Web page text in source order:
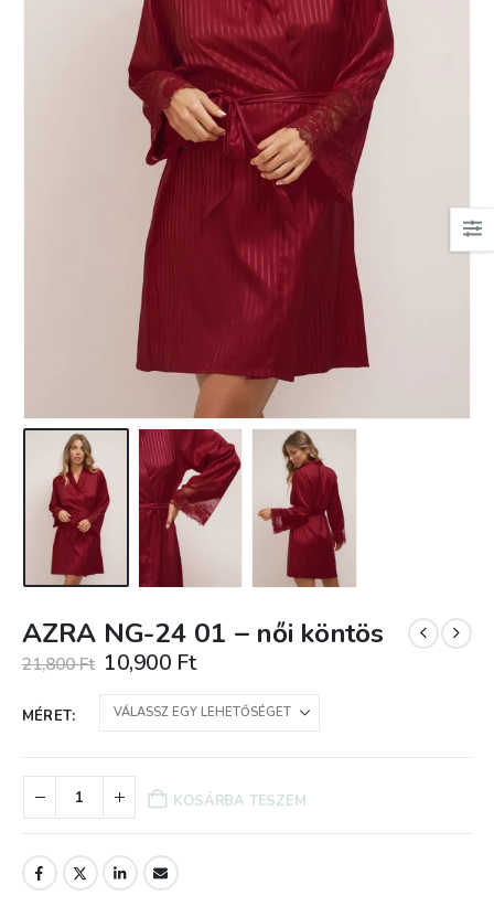
AZRA NG-24 01 – női köntös
21,800Ft Original
price
was:
21,800 Ft.
10,900 FtCurrent
is:
10,900 Ft.
MÉRET
KOSÁRBA TESZEM